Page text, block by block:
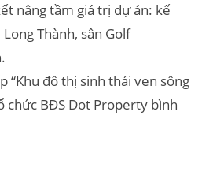
nâng tầm giá trị dự án: kế
Thành, sân Golf
“Khu đô thị sinh thái ven sông
chức BĐS Dot Property bình